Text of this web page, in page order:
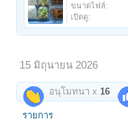
ขนาดไฟล์:
เปิดดู:
15 มิถุนายน 2026
อนุโมทนา x16
รายการ